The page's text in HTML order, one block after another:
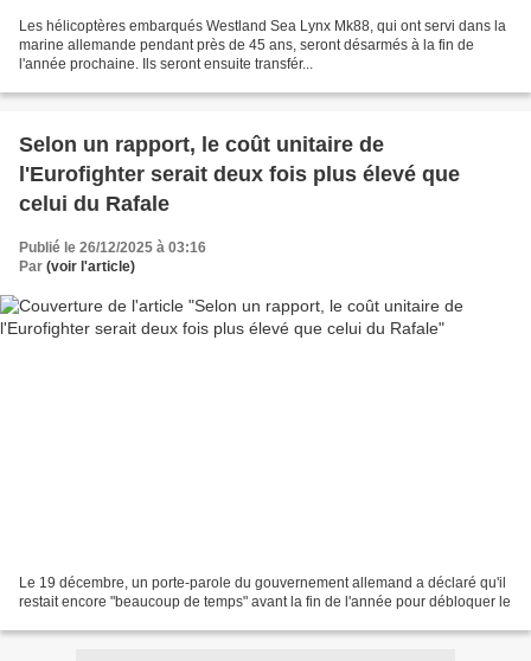
Les hélicoptères embarqués Westland Sea Lynx Mk88, qui ont servi dans la
marine allemande pendant près de 45 ans, seront désarmés à la fin de
l'année prochaine. Ils seront ensuite transfér...
Selon un rapport, le coût unitaire de
l'Eurofighter serait deux fois plus élevé que
celui du Rafale
Publié le 26/12/2025 à 03:16
Par (voir l'article)
Le 19 décembre, un porte-parole du gouvernement allemand a déclaré qu'il
restait encore "beaucoup de temps" avant la fin de l'année pour débloquer le